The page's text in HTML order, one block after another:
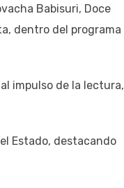
Babisuri, Doce
dentro del programa
impulso de la lectura,
Estado, destacando